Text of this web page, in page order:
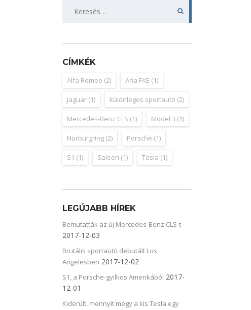
CÍMKÉK
Alfa Romeo (2) Aria FXE (1)
Jaguar (1) különleges sportautó (2)
Mercedes-Benz CLS (1) Model 3 (1)
Nürburgring (2) Porsche (1)
S1 (1) Saleen (1) Tesla (1)
LEGÚJABB HÍREK
Bemutatták az új Mercedes-Benz CLS-t
2017-12-03
Brutális sportautó debütált Los
Angelesben 2017-12-02
S1, a Porsche-gyilkos Amerikából 2017-
12-01
Kiderült, mennyit megy a kis Tesla egy